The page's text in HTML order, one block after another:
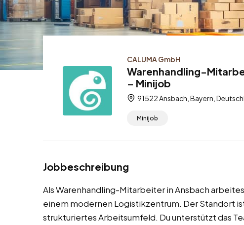
CALUMA GmbH
Warenhandling-
– Minijob
91522 Ansbach, Bayern,
Minijob
Jobbeschreibung
Als Warenhandling-Mitarbeiter in Ansbach
einem modernen Logistikzentrum. Der Standort
strukturiertes Arbeitsumfeld. Du unterstützt das